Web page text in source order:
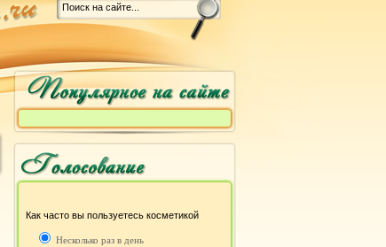
Как часто вы пользуетесь косметикой
Несколько раз в день